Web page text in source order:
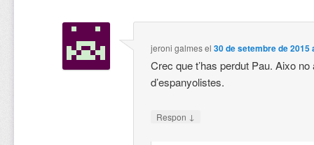
jeroni galmesel30 de setembre de 2015
Crec que t’has perdut Pau. Aixo
d’espanyolistes.
Respon ↓